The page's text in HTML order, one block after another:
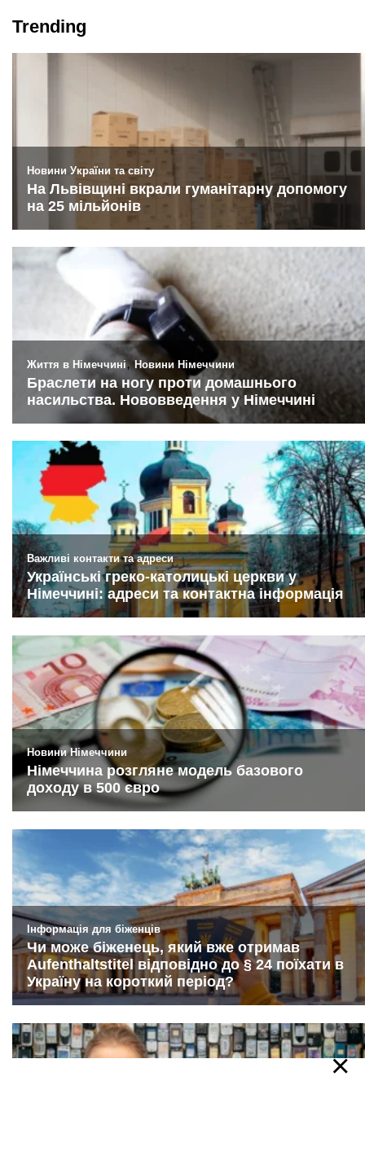
Trending